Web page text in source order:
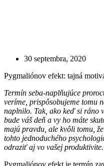
30 septembra, 2020
Pygmaliónov efekt: tajná
Termín seba-naplňujúce
veríme, prispôsobujeme tomu
naplnilo. Tak, ako keď si ráno
bude váš deň a vy ho máte
majú pravdu, ale kvôli tomu,
tohto jednoduchého
odraziť aj vo vašej produktivite.
Pygmaliónov efekt je termín